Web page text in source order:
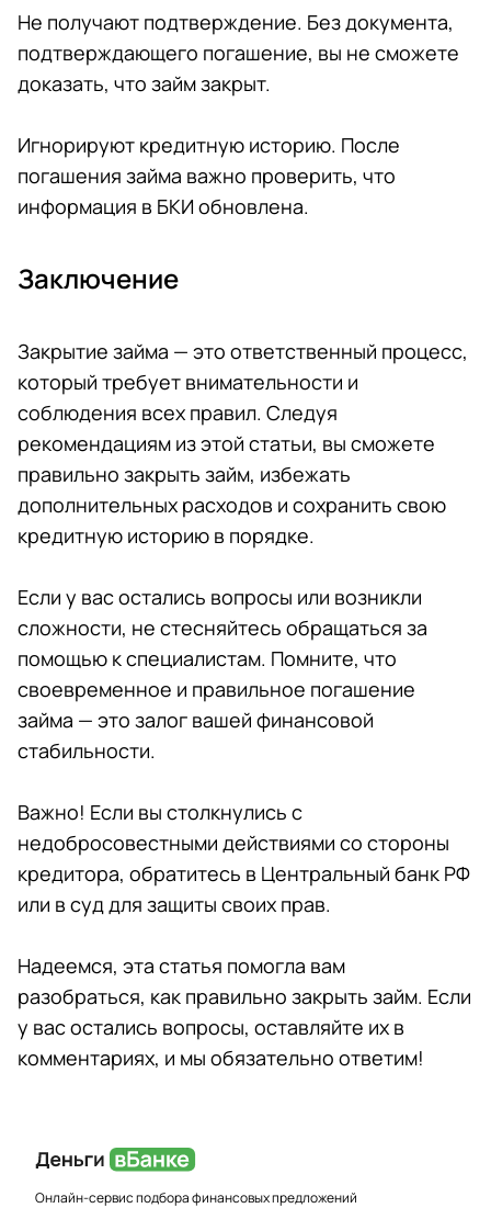
Не получают подтверждение. Без документа,
подтверждающего погашение, вы не сможете
доказать, что займ закрыт.
Игнорируют кредитную историю. После
погашения займа важно проверить, что
информация в БКИ обновлена.
Заключение
Закрытие займа — это ответственный процесс,
который требует внимательности и
соблюдения всех правил. Следуя
рекомендациям из этой статьи, вы сможете
правильно закрыть займ, избежать
дополнительных расходов и сохранить свою
кредитную историю в порядке.
Если у вас остались вопросы или возникли
сложности, не стесняйтесь обращаться за
помощью к специалистам. Помните, что
своевременное и правильное погашение
займа — это залог вашей финансовой
стабильности.
Важно! Если вы столкнулись с
недобросовестными действиями со стороны
кредитора, обратитесь в Центральный банк РФ
или в суд для защиты своих прав.
Надеемся, эта статья помогла вам
разобраться, как правильно закрыть займ. Если
у вас остались вопросы, оставляйте их в
комментариях, и мы обязательно ответим!
Онлайн-сервис подбора финансовых предложений